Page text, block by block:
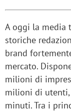
A oggi la media
storiche
brand
mercato.
milioni di
milioni di utenti,
minuti. Tra i